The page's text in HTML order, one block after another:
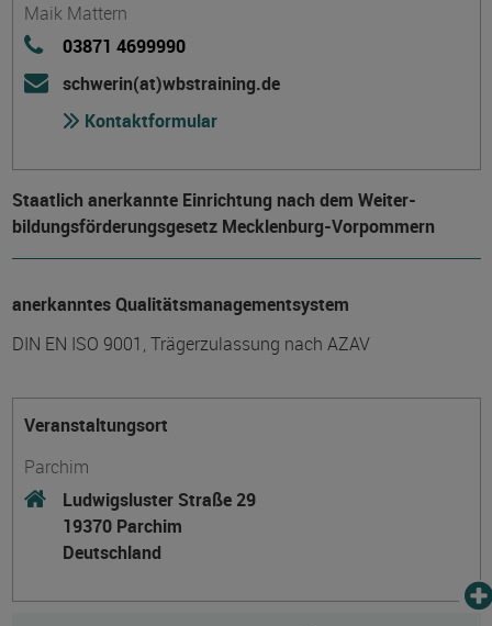
Maik Mattern
03871 4699990
schwerin(at)wbstraining.de
Kontaktformular
Staatlich anerkannte Einrichtung nach dem Weiter­
bildungs­förderungs­gesetz Mecklenburg-Vorpommern
anerkanntes Qualitätsmanagementsystem
DIN EN ISO 9001, Trägerzulassung nach AZAV
Veranstaltungsort
Parchim
Ludwigsluster Straße 29
19370 Parchim
Deutschland